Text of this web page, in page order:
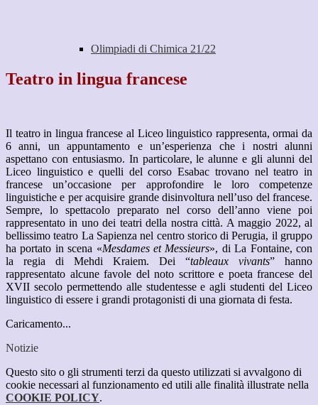
Olimpiadi di Chimica 21/22
Teatro in lingua francese
Il teatro in lingua francese al Liceo linguistico rappresenta, ormai da
6 anni, un appuntamento e un’esperienza che i nostri alunni
aspettano con entusiasmo. In particolare, le alunne e gli alunni del
Liceo linguistico e quelli del corso Esabac trovano nel teatro in
francese un’occasione per approfondire le loro competenze
linguistiche e per acquisire grande disinvoltura nell’uso del francese.
Sempre, lo spettacolo preparato nel corso dell’anno viene poi
rappresentato in uno dei teatri della nostra città. A maggio 2022, al
bellissimo teatro La Sapienza nel centro storico di Perugia, il gruppo
ha portato in scena «Mesdames et Messieurs», di La Fontaine, con
la regia di Mehdi Kraiem. Dei “tableaux vivants” hanno
rappresentato alcune favole del noto scrittore e poeta francese del
XVII secolo permettendo alle studentesse e agli studenti del Liceo
linguistico di essere i grandi protagonisti di una giornata di festa.
Caricamento...
Notizie
Questo sito o gli strumenti terzi da questo utilizzati si avvalgono di
cookie necessari al funzionamento ed utili alle finalità illustrate nella
COOKIE POLICY.